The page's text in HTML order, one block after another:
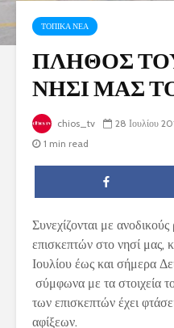
ΤΟΠΙΚΑ ΝΕΑ
ΠΛΗΘΟΣ
ΝΗΣΙ ΜΑΣ
chios_tv 28 Ιουλίου
1 min read
Συνεχίζονται με
επισκεπτών στο νησί
Ιουλίου έως και σήμερα
σύμφωνα με τα στοιχεία
των επισκεπτών έχει
αφίξεων.